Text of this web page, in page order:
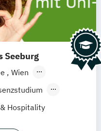
Seeburg
Wien
Südtirol
Hospitality